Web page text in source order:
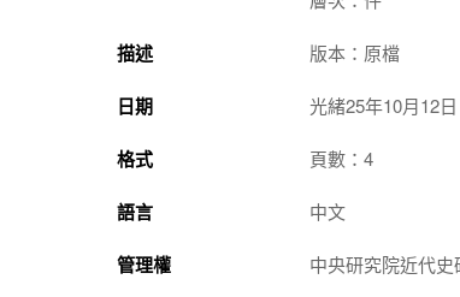
描述 版本：原檔
日期 光緒25年10月12日
格式 頁數：4
語言 中文
管理權 中央研究院近代史